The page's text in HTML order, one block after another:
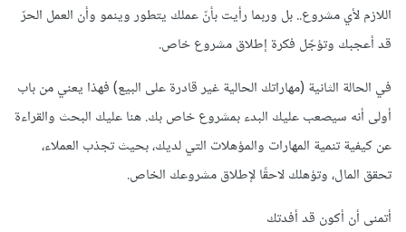
اللازم لأي مشروع.. بل وربما رأيت بأنّ عملك يتطور وينمو وأن العمل الحرّ
قد أعجبك وتؤجّل فكرة إطلاق مشروع خاص.
في الحالة الثانية (مهاراتك الحالية غير قادرة على البيع) فهذا يعني من باب
أولى أنه سيصعب عليك البدء بمشروع خاص بك. هنا عليك البحث والقراءة
عن كيفية تنمية المهارات والمؤهلات التي لديك، بحيث تجذب العملاء،
تحقق المال، وتؤهلك لاحقًا لإطلاق مشروعك الخاص.
أتمنى أن أكون قد أفدتك